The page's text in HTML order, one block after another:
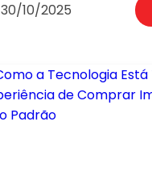
30/10/2025